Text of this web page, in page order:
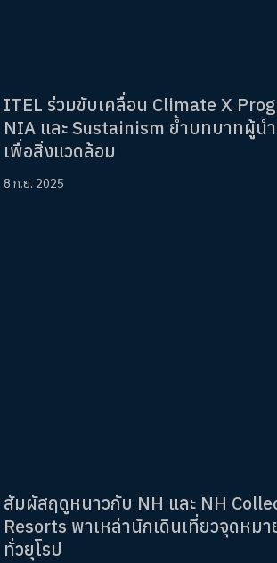
ITEL ร่วมขับเคลื่อน Climate X
NIA และ Sustainism ย้ำบทบาทผู้น
เพื่อสิ่งแวดล้อม
8 ก.ย. 2025
สัมผัสฤดูหนาวกับ NH และ NH
Resorts พาเหล่านักเดินเที่ยวจุดหม
ทั่วยุโรป